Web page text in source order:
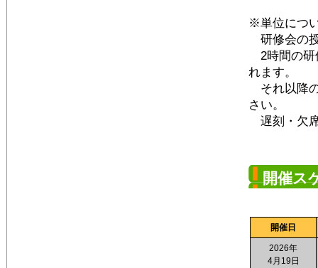
※単位につ
研修会の
2時間の研
れます。
それ以降
さい。
遅刻・欠
開催ス
開催日
2026年
4月19日